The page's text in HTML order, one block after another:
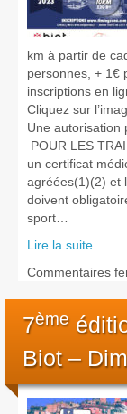
km à partir de
personnes, + 1€
inscriptions en
Cliquez sur
Une autorisation
POUR LES
un certificat
agréées(1)(2) et
doivent
sport…
Lire la suite …
Commentaires
7ème
Biot –